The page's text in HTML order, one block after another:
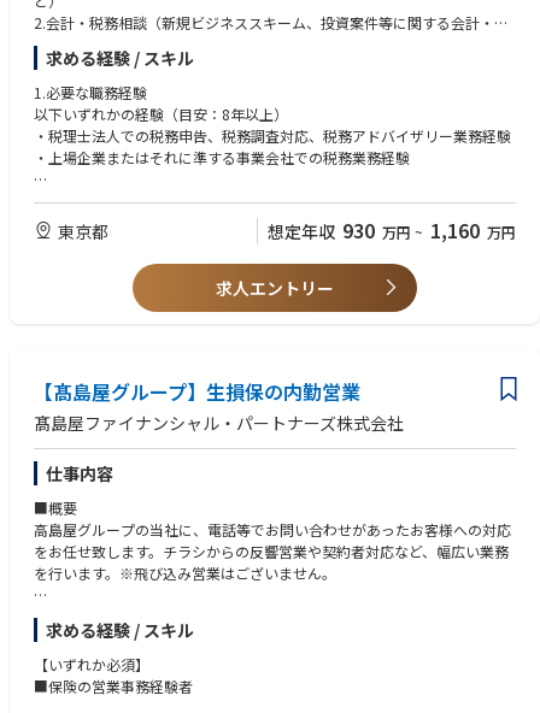
Engine搭載Apple M3 Proチップ/36GBユニファイドメモリ/1TB SSDスト
レージ
※生成AIの利活用の方針についてはこちらをご参照ください。
https://quo-digital.hatenablog.com/entry/2025/09/08/114138
■本ポジションの魅力
・裁量の大きさ
社内外注状態にならないよう、設計・開発に入る前に関係者にヒアリング
を行い、業務/背景を把握した上で設計に入るという進め方をしています。
・ユーザーの声を聞きながらの開発
サポートに届くユーザーの声やUXチームのリサーチ結果をもとに、ユーザ
ーの声を大切に開発を進めています。
に応じて広くご担当いただくことができます。また、ご希望とスキルに応
じてインフラ(Terraformスクリプトの修正)やスマホアプリ開発、運用など
広く担っていただくことも可能です。
また、ラボでは、最新のAIツールや、用途に応じたマルチLLMの活用を積
極的に推進する体制となっております。
最新のテクノロジーを積極的に取り入れ、業務効率化や付加価値の向上を
追求したいエンジニアの方にとって、非常に魅力的な環境です。
・全国的なサービスの立ち上げに携われる
現在も「QUOカード」の発行枚数は伸び続けていますが、「QUOカードP
ay」ではデジタルだからこそ実現できる機能を展開していきます。サービ
スの立ち上げから携わり、成長を体感することができます。
2.会計・税務相談（新規ビジネススキーム、投資案件等に関する会計・税
務論点整理、リスク評価）
3.決算業務（税効果会計等の税務関連領域）
4.税制改正対応の統括（影響整理、社内ルールや運用の整備）
5.グループ税務管理（子会社の税務に関する助言、税務ポジションの管
理）
6.税務体制の高度化（税務業務プロセスの整備、税務担当者の育成）
ていただきます。
・税務申告業務にとどまらず、事業部門と連携し新規ビジネスや投資案件
の検討に関わることができます。
・経営に近い立場で、当社の税務業務の司令塔を担うやりがいのあるポジ
＜税務業務の体制＞
・税務申告書は社内で作成し、顧問税理士法人によるレビューを受ける体
制としています。
・高度な税務論点は、顧問税理士法人と連携しながら業務を進めます。
・税務調査対応は、国税庁OBの顧問税理士と連携しながら対応していま
す。
・国際税務は国際部門が担当しており、本ポジションでは国内税務を中心
に担当いただき、
国際部門と連携しながら、当社グループの税務ガバナンス強化を担って
いただきます。
求める経験 / スキル
1.必要な職務経験
以下いずれかの経験（目安：8年以上）
・税理士法人での税務申告、税務調査対応、税務アドバイザリー業務経験
・上場企業またはそれに準する事業会社での税務業務経験
2.必要なスキル／知識
（必須）
・法人税、消費税を中心とした税務実務知識
・会社法、企業会計原則、会計基準などの会計知識
・税務論点を整理し、論理的に説明できる能力
・グループ税務管理の知識・経験
3.必要な資格（必須）
以下のいずれか
・税理士
・公認会計士
東京都 想定年収 930 万円 ~ 1,160 万円
求人エントリー
【髙島屋グループ】生損保の内勤営業
髙島屋ファイナンシャル・パートナーズ株式会社
仕事内容
■概要
高島屋グループの当社に、電話等でお問い合わせがあったお客様への対応
をお任せ致します。チラシからの反響営業や契約者対応など、幅広い業務
を行います。※飛び込み営業はございません。
■詳細
・生命保険、損害保険の既契約者への提案、更改業務
・資料請求頂いた顧客へのフォロー業務
（電話での詳細案内、ご意向の確認、提案/設計書の作成・郵送）
求める経験 / スキル
【いずれか必須】
■保険の営業事務経験者